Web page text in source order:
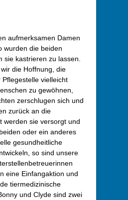
aufmerksamen Damen
wurden die beiden
sie kastrieren zu lassen.
die Hoffnung, die
vielleicht
zu gewöhnen,
zerschlugen sich und
zurück an die
werden sie versorgt und
oder ein anderes
gesundheitliche
so sind unsere
eine Einfangaktion und
tiermedizinische
und Clyde sind zwei